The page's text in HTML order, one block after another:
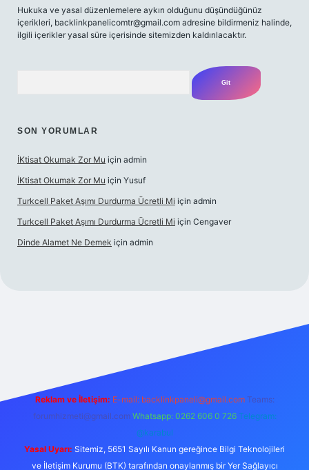
Hukuka ve yasal düzenlemelere aykırı olduğunu düşündüğünüz
içerikleri, backlinkpanelicomtr@gmail.com adresine bildirmeniz halinde,
ilgili içerikler yasal süre içerisinde sitemizden kaldırılacaktır.
SON YORUMLAR
İKtisat Okumak Zor Mu için admin
İKtisat Okumak Zor Mu için Yusuf
Turkcell Paket Aşımı Durdurma Ücretli Mi için admin
Turkcell Paket Aşımı Durdurma Ücretli Mi için Cengaver
Dinde Alamet Ne Demek için admin
Reklam ve İletişim: E-mail: backlinkpaneli@gmail.com Teams:
forumhizmeti@gmail.com Whatsapp: 0262 606 0 726 Telegram:
@karabul
Yasal Uyarı: Sitemiz, 5651 Sayılı Kanun gereğince Bilgi Teknolojileri
ve İletişim Kurumu (BTK) tarafından onaylanmış bir Yer Sağlayıcı